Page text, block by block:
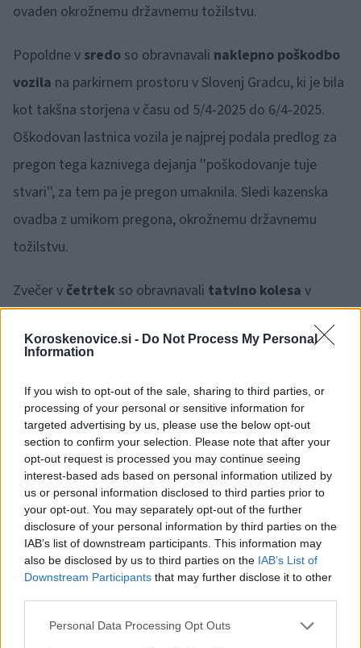
Koroskenovice.si - Do Not Process My Personal
Information
If you wish to opt-out of the sale, sharing to third parties, or
processing of your personal or sensitive information for
targeted advertising by us, please use the below opt-out
section to confirm your selection. Please note that after your
opt-out request is processed you may continue seeing
interest-based ads based on personal information utilized by
us or personal information disclosed to third parties prior to
your opt-out. You may separately opt-out of the further
disclosure of your personal information by third parties on the
IAB’s list of downstream participants. This information may
also be disclosed by us to third parties on the IAB’s List of
Downstream Participants that may further disclose it to other
Please note that this website/app uses one or more Google
Personal Data Processing Opt Outs
ovaden okrožnemu državnemu tožilstvu.
Popoldne v sredo so obravnavali naklepno poškodbo
vozila na parkirnem prostoru v Slovenj Gradcu, ki je bila
kot takšna storjena v času od 5/4-2025 do 6/4-2025.
Oškodovan lastnica vozila je najprej podala predlog za
pregon tega kaznivega dejanja ''poškodovanje tuje
stvari'', za tem pa je pregon umaknila. Sledi kazenska
ovadba z umikom pregona, okrožnemu državnemu
tožilstvu.
Zvečer v četrtek so obravnavali tatvino kolesa v
v popoldanskem času, in sicer je neznani storilec
vsakomur, odtujil izpred tamkajšnje stanovanjske
hiše. Podana bo kazenska ovadba okrožnemu
državnemu tožilstvu.
Zvečer vnedeljoso obravnavali šeeno tatvino kolesa
na območju Pameč, ki je bila sicer bila storjena v času
od 8/4-2025 do 9/4-2025, in sicer je neznani storilec
nezaklenjeno kolo in kot takšno prosto dostopno
vsakomur, odtujil izpred tamkajšnje stanovanjske hiše.
Podana bo kazenska ovadba okrožnemu državnemu